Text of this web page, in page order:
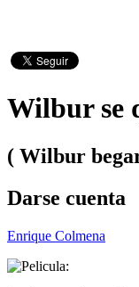
Wilbur se
( Wilbur
Darse cuenta
Enrique Colmena